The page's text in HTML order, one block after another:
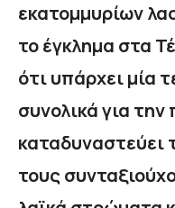
εκατομμυρίων
το έγκλημα στα
ότι υπάρχει μία
συνολικά για την
καταδυναστεύει
τους